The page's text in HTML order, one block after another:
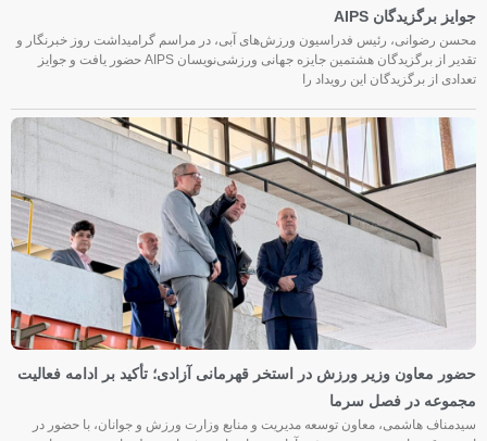
جوایز برگزیدگان AIPS
محسن رضوانی، رئیس فدراسیون ورزش‌های آبی، در مراسم گرامیداشت روز خبرنگار و
تقدیر از برگزیدگان هشتمین جایزه جهانی ورزشی‌نویسان AIPS حضور یافت و جوایز
تعدادی از برگزیدگان این رویداد را
حضور معاون وزیر ورزش در استخر قهرمانی آزادی؛ تأکید بر ادامه فعالیت
مجموعه در فصل سرما
سیدمناف هاشمی، معاون توسعه مدیریت و منابع وزارت ورزش و جوانان، با حضور در